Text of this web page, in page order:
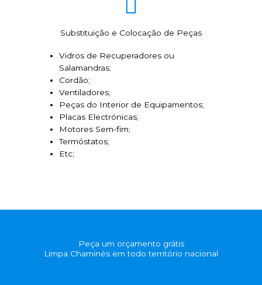
Substituição e Colocação de Peças
Vidros de Recuperadores ou
Salamandras;
Cordão;
Ventiladores;
Peças do Interior de Equipamentos;
Placas Electrónicas;
Motores Sem-fim;
Termóstatos;
Etc;
Peça um orçamento grátis
Limpa Chaminés em todo território nacional